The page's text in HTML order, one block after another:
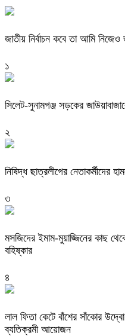
জাতীয় নির্বাচন কবে তা আমি নিজেও
১
‎সিলেট-সুনামগঞ্জ সড়কের
২
নিষিদ্ধ ছাত্রলীগের নেতাকর্মীদের
৩
মসজিদের ইমাম-মুয়াজ্জিনের কাছ
বহিষ্কার
৪
‎লাল ফিতা কেটে বাঁশের সাঁকোর
ব্যতিক্রমী আয়োজন